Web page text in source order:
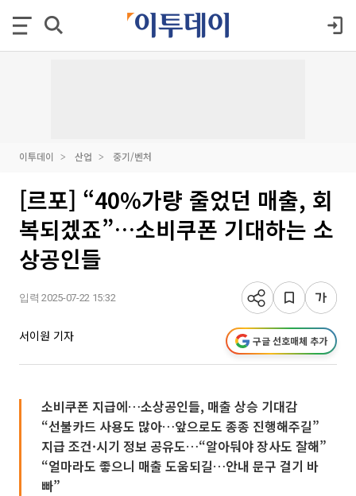
이투데이 산업 중기/벤처
[르포] “40%가량 줄었던 매출, 회
복되겠죠”…소비쿠폰 기대하는 소
상공인들
입력 2025-07-22 15:32
서이원 기자 구글 선호매체 추가
소비쿠폰 지급에…소상공인들, 매출 상승 기대감
“선불카드 사용도 많아…앞으로도 종종 진행해주길”
지급 조건·시기 정보 공유도…“알아둬야 장사도 잘해”
“얼마라도 좋으니 매출 도움되길…안내 문구 걸기 바
빠”